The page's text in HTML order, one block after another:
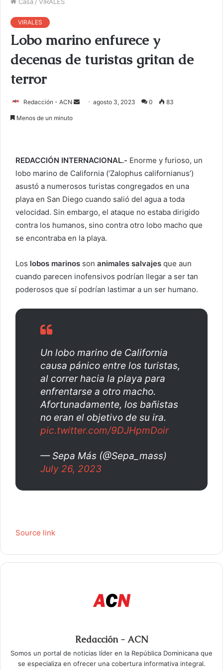
VIRALES
Lobo marino enfurece y
decenas de turistas gritan de
terror
Redacción - ACN
r
u
n
c
o
r
l
e
n
i
c
o
agosto 3, 2023 0 83
Menos de un minuto
REDACCIÓN INTERNACIONAL.- Enorme y furioso, un
lobo marino de California (‘Zalophus californianus’)
asustó a numerosos turistas congregados en una
playa en San Diego cuando salió del agua a toda
velocidad. Sin embargo, el ataque no estaba dirigido
contra los humanos, sino contra otro lobo macho que
se encontraba en la playa.
Los lobos marinos son animales salvajes que aun
cuando parecen inofensivos podrían llegar a ser tan
poderosos que sí podrían lastimar a un ser humano.
Un lobo marino de California
causa pánico entre los turistas,
al correr hacia la playa para
enfrentarse a otro macho.
Afortunadamente, los bañistas
no eran el objetivo de su ira.
pic.twitter.com/9DJHpmDoir
— Sepa Más (@Sepa_mass)
July 26, 2023
Source link
Redacción - ACN
Somos un portal de noticias líder en la República Dominicana que
se especializa en ofrecer una cobertura informativa integral.